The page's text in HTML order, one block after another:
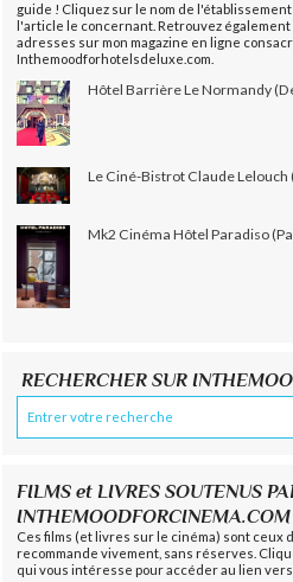
guide ! Cliquez sur le nom de
l'article le concernant. Retrouvez
adresses sur mon magazine en ligne
Inthemoodforhotelsdeluxe.com.
Hôtel Barrière Le Normandy
Le Ciné-Bistrot Claude Lelouch
Mk2 Cinéma Hôtel Paradiso
RECHERCHER SUR
FILMS et LIVRES SOUTENUS
Ces films (et livres sur le cinéma) sont ceux
recommande vivement, sans réserves.
qui vous intéresse pour accéder au lien